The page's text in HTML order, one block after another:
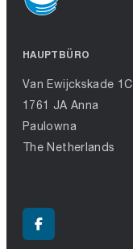
HAUPTBÜRO
Van Ewijckskade 1C
1761 JA Anna
Paulowna
The Netherlands